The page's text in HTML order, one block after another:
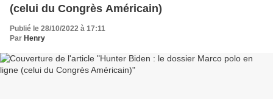
(celui du Congrès Américain)
Publié le 28/10/2022 à 17:11
Par Henry